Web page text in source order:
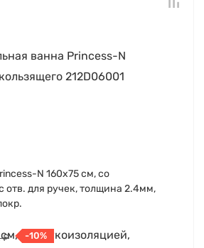
N 160х75 см, со
отв. для ручек, толщина 2.4мм,
₽ -10%